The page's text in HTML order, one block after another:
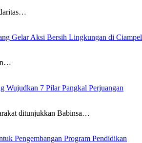
Gelar Aksi Bersih Lingkungan di Ciampel
Wujudkan 7 Pilar Pangkal Perjuangan
ditunjukkan Babinsa…
Pengembangan Program Pendidikan